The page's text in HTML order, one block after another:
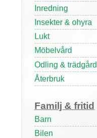
Inredning
Insekter & ohyra
Lukt
Möbelvård
Odling & trädgård
Återbruk
Familj & fritid
Barn
Bilen